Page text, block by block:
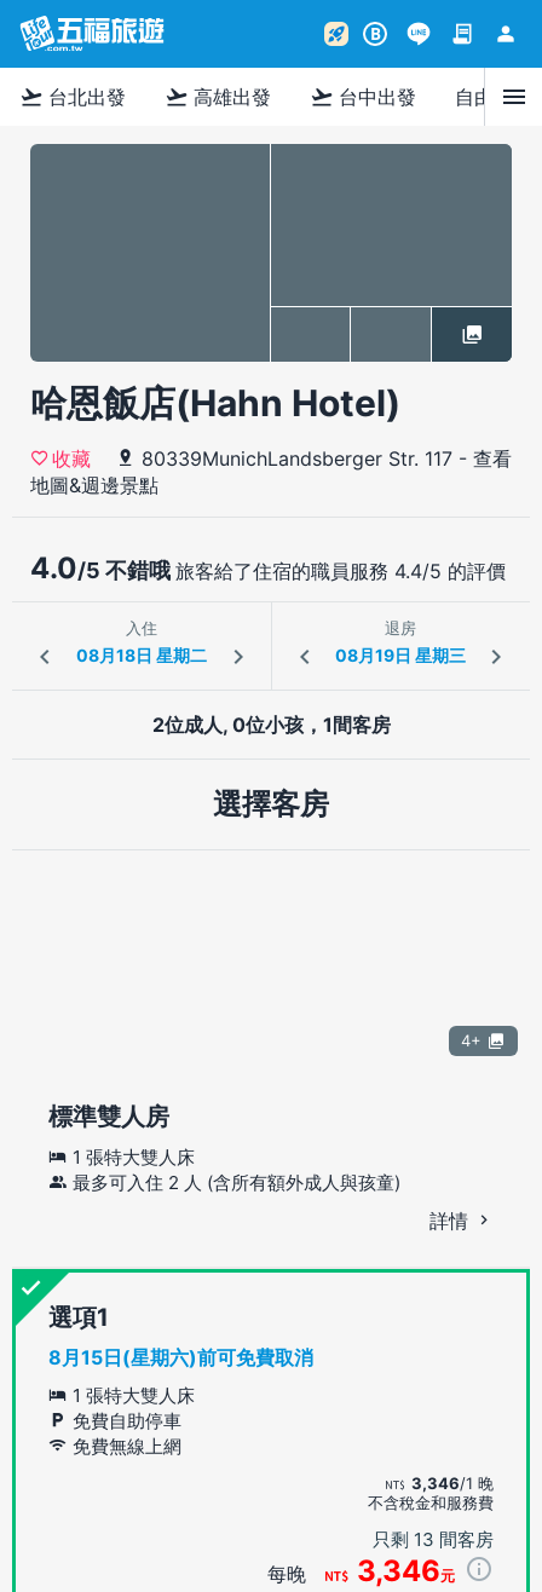
rocket_launch B contract person
flight_takeoff 台北出發 flight_takeoff 高雄出發 flight_takeoff 台中出發 自由行menu
哈恩飯店(Hahn Hotel)
收藏 80339MunichLandsberger Str. 117 - 查看
地圖&週邊景點
4.0/5 不錯哦 旅客給了住宿的職員服務 4.4/5 的評價
入住 退房
2位成人, 0位小孩，1間客房
選擇客房
4+
標準雙人房
1 張特大雙人床
最多可入住 2 人 (含所有額外成人與孩童)
詳情
選項
8月15日(星期六)前可免費取消
1 張特大雙人床
免費自助停車
免費無線上網
3,346/1 晚
不含稅金和服務費
只剩 13 間客房
每晚 3,346元